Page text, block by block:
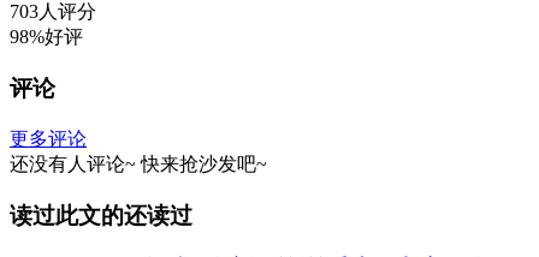
703人评分
98%好评
评论
更多评论
还没有人评论~ 快来抢沙发吧~
读过此文的还读过